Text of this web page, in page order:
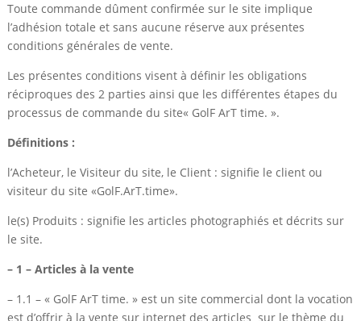
Toute commande dûment confirmée sur le site implique
l’adhésion totale et sans aucune réserve aux présentes
conditions générales de vente.
Les présentes conditions visent à définir les obligations
réciproques des 2 parties ainsi que les différentes étapes du
processus de commande du site« GolF ArT time. ».
Définitions :
l’Acheteur, le Visiteur du site, le Client : signifie le client ou
visiteur du site «GolF.ArT.time».
le(s) Produits : signifie les articles photographiés et décrits sur
le site.
– 1 – Articles à la vente
– 1.1 – « GolF ArT time. » est un site commercial dont la vocation
est d’offrir à la vente sur internet des articles sur le thème du